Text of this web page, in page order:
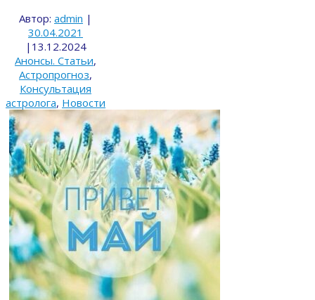
Автор: admin |
30.04.2021
| 13.12.2024
Анонсы. Статьи,
Астропрогноз,
Консультация
астролога, Новости